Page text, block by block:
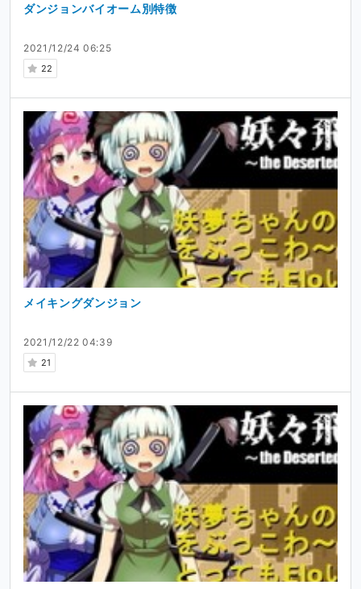
2021/12/24 06:25
22
ダンジョンバイオーム別特徴
2021/12/22 04:39
21
メイキングダンジョン